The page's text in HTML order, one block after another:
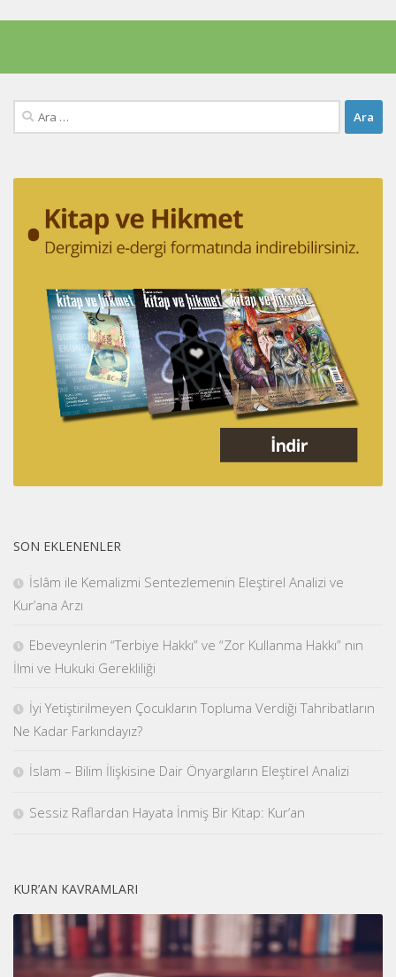
Arama:
SON EKLENENLER
İslâm ile Kemalizmi Sentezlemenin Eleştirel Analizi ve
Kur’ana Arzı
Ebeveynlerin “Terbiye Hakkı” ve “Zor Kullanma Hakkı” nın
İlmi ve Hukuki Gerekliliği
İyi Yetiştirilmeyen Çocukların Topluma Verdiği Tahribatların
Ne Kadar Farkındayız?
İslam – Bilim İlişkisine Dair Önyargıların Eleştirel Analizi
Sessiz Raflardan Hayata İnmiş Bir Kitap: Kur’an
KUR’AN KAVRAMLARI